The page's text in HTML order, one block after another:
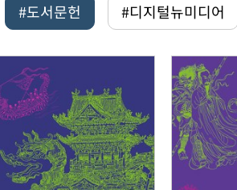
#도서문헌 #디지털뉴미디어